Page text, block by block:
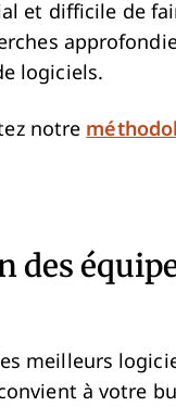
et difficile de
logiciels.
notre
des
meilleurs
à votre